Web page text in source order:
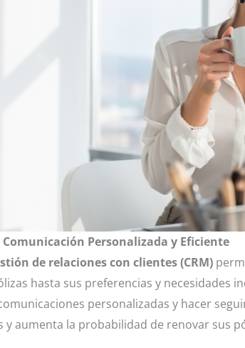
Comunicación Personalizada y Eficiente
de relaciones con clientes (CRM)
hasta sus preferencias y necesidades
personalizadas y hacer
y aumenta la probabilidad de renovar sus